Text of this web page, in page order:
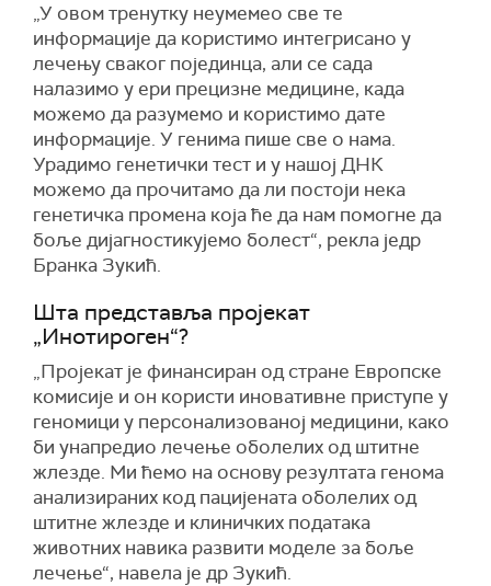
„У овом тренутку неумемео све те
информације да користимо интегрисано у
лечењу сваког појединца, али се сада
налазимо у ери прецизне медицине, када
можемо да разумемо и користимо дате
информације. У генима пише све о нама.
Урадимо генетички тест и у нашој ДНК
можемо да прочитамо да ли постоји нека
генетичка промена која ће да нам помогне да
боље дијагностикујемо болест“, рекла једр
Бранка Зукић.
Шта представља пројекат
„Инотироген“?
„Пројекат је финансиран од стране Европске
комисије и он користи иновативне приступе у
геномици у персонализованој медицини, како
би унапредио лечење оболелих од штитне
жлезде. Ми ћемо на основу резултата генома
анализираних код пацијената оболелих од
штитне жлезде и клиничких података
животних навика развити моделе за боље
лечење“, навела је др Зукић.